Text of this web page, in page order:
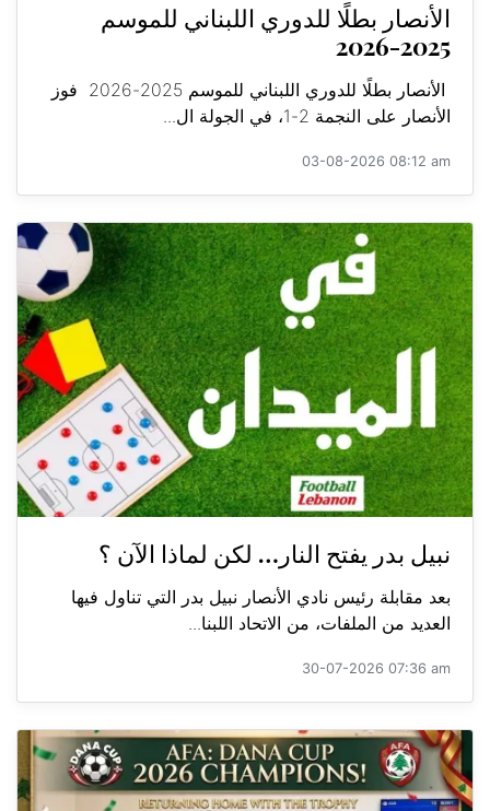
الأنصار بطلًا للدوري اللبناني للموسم
2025-2026
الأنصار بطلًا للدوري اللبناني للموسم 2025-2026 فوز
الأنصار على النجمة 2-1، في الجولة ال...
03-08-2026 08:12 am
نبيل بدر يفتح النار… لكن لماذا الآن ؟
بعد مقابلة رئيس نادي الأنصار نبيل بدر التي تناول فيها
العديد من الملفات، من الاتحاد اللبنا...
30-07-2026 07:36 am